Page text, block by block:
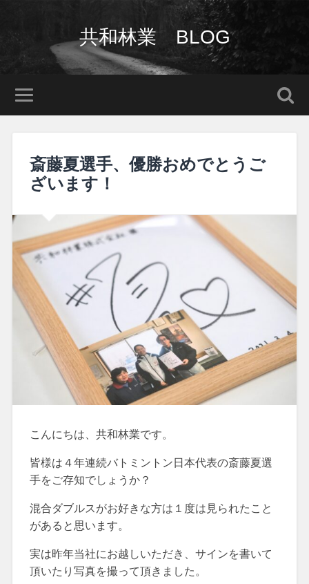
共和林業 BLOG
斎藤夏選手、優勝おめでとうご
ざいます！
こんにちは、共和林業です。
皆様は４年連続バトミントン日本代表の斎藤夏選
手をご存知でしょうか？
混合ダブルスがお好きな方は１度は見られたこと
があると思います。
実は昨年当社にお越しいただき、サインを書いて
頂いたり写真を撮って頂きました。